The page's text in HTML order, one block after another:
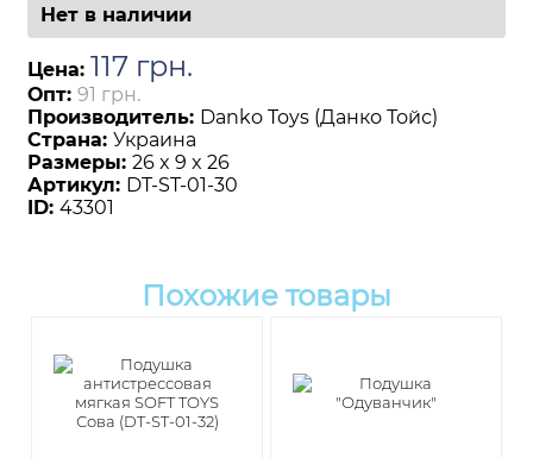
Нет в наличии
Цена: 117 грн.
Опт: 91 грн.
Производитель: Danko Toys (Данко Тойс)
Страна: Украина
Размеры: 26 x 9 x 26
Артикул: DT-ST-01-30
ID: 43301
Похожие товары